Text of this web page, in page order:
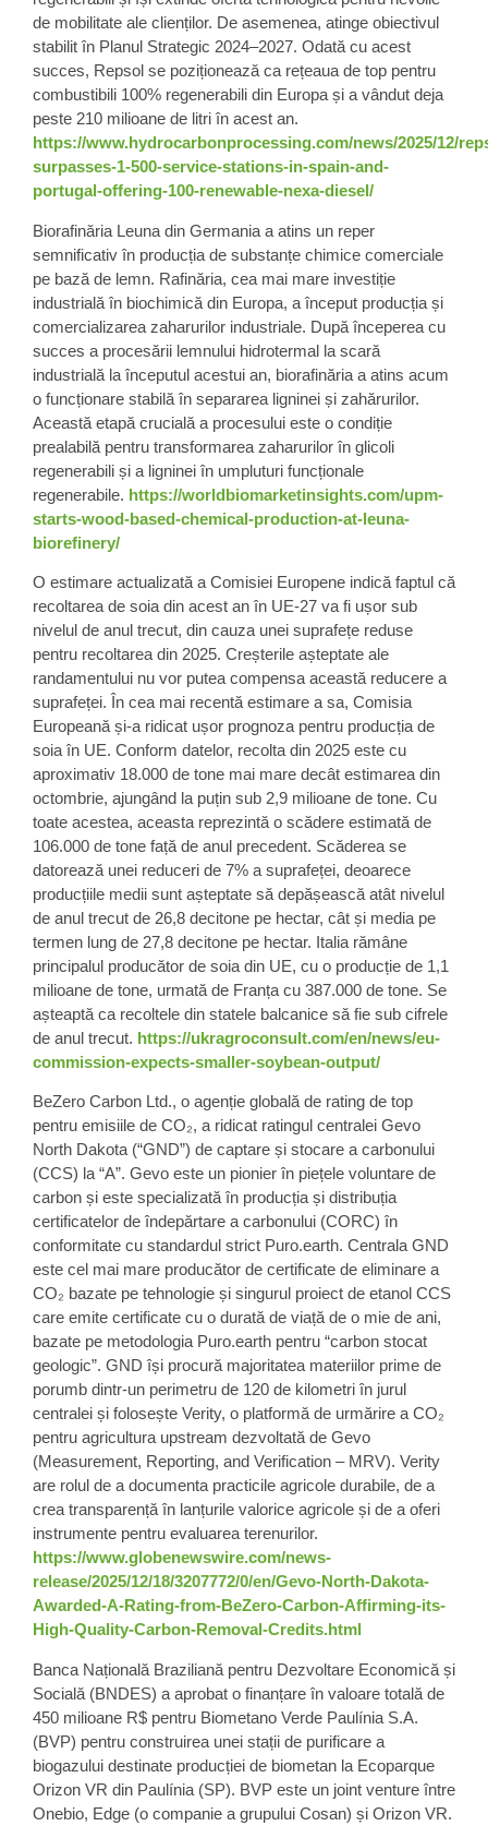
de mobilitate ale clienților. De asemenea, atinge obiectivul
stabilit în Planul Strategic 2024–2027. Odată cu acest
succes, Repsol se poziționează ca rețeaua de top pentru
combustibili 100% regenerabili din Europa și a vândut deja
peste 210 milioane de litri în acest an.
https://www.hydrocarbonprocessing.com/news/2025/12/
surpasses-1-500-service-stations-in-spain-and-
portugal-offering-100-renewable-nexa-diesel/
Biorafinăria Leuna din Germania a atins un reper
semnificativ în producția de substanțe chimice comerciale
pe bază de lemn. Rafinăria, cea mai mare investiție
industrială în biochimică din Europa, a început producția și
comercializarea zaharurilor industriale. După începerea cu
succes a procesării lemnului hidrotermal la scară
industrială la începutul acestui an, biorafinăria a atins acum
o funcționare stabilă în separarea ligninei și zahărurilor.
Această etapă crucială a procesului este o condiție
prealabilă pentru transformarea zaharurilor în glicoli
regenerabili și a ligninei în umpluturi funcționale
regenerabile. https://worldbiomarketinsights.com/upm-
starts-wood-based-chemical-production-at-leuna-
biorefinery/
O estimare actualizată a Comisiei Europene indică faptul că
recoltarea de soia din acest an în UE-27 va fi ușor sub
nivelul de anul trecut, din cauza unei suprafețe reduse
pentru recoltarea din 2025. Creșterile așteptate ale
randamentului nu vor putea compensa această reducere a
suprafeței. În cea mai recentă estimare a sa, Comisia
Europeană și-a ridicat ușor prognoza pentru producția de
soia în UE. Conform datelor, recolta din 2025 este cu
aproximativ 18.000 de tone mai mare decât estimarea din
octombrie, ajungând la puțin sub 2,9 milioane de tone. Cu
toate acestea, aceasta reprezintă o scădere estimată de
106.000 de tone față de anul precedent. Scăderea se
datorează unei reduceri de 7% a suprafeței, deoarece
producțiile medii sunt așteptate să depășească atât nivelul
de anul trecut de 26,8 decitone pe hectar, cât și media pe
termen lung de 27,8 decitone pe hectar. Italia rămâne
principalul producător de soia din UE, cu o producție de 1,1
milioane de tone, urmată de Franța cu 387.000 de tone. Se
așteaptă ca recoltele din statele balcanice să fie sub cifrele
de anul trecut. https://ukragroconsult.com/en/news/eu-
commission-expects-smaller-soybean-output/
BeZero Carbon Ltd., o agenție globală de rating de top
pentru emisiile de CO₂, a ridicat ratingul centralei Gevo
North Dakota (“GND”) de captare și stocare a carbonului
(CCS) la “A”. Gevo este un pionier în piețele voluntare de
carbon și este specializată în producția și distribuția
certificatelor de îndepărtare a carbonului (CORC) în
conformitate cu standardul strict Puro.earth. Centrala GND
este cel mai mare producător de certificate de eliminare a
CO₂ bazate pe tehnologie și singurul proiect de etanol CCS
care emite certificate cu o durată de viață de o mie de ani,
bazate pe metodologia Puro.earth pentru “carbon stocat
geologic”. GND își procură majoritatea materiilor prime de
porumb dintr-un perimetru de 120 de kilometri în jurul
centralei și folosește Verity, o platformă de urmărire a CO₂
pentru agricultura upstream dezvoltată de Gevo
(Measurement, Reporting, and Verification – MRV). Verity
are rolul de a documenta practicile agricole durabile, de a
crea transparență în lanțurile valorice agricole și de a oferi
instrumente pentru evaluarea terenurilor.
https://www.globenewswire.com/news-
release/2025/12/18/3207772/0/en/Gevo-North-Dakota-
Awarded-A-Rating-from-BeZero-Carbon-Affirming-its-
High-Quality-Carbon-Removal-Credits.html
Banca Națională Braziliană pentru Dezvoltare Economică și
Socială (BNDES) a aprobat o finanțare în valoare totală de
450 milioane R$ pentru Biometano Verde Paulínia S.A.
(BVP) pentru construirea unei stații de purificare a
biogazului destinate producției de biometan la Ecoparque
Orizon VR din Paulínia (SP). BVP este un joint venture între
Onebio, Edge (o companie a grupului Cosan) și Orizon VR.